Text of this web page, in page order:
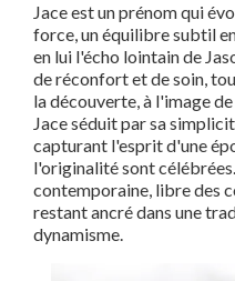
Jace est un prénom qui
force, un équilibre subtil
en lui l'écho lointain de
de réconfort et de soin,
la découverte, à l'image
Jace séduit par sa
capturant l'esprit d'une
l'originalité sont
contemporaine, libre des
restant ancré dans une
dynamisme.